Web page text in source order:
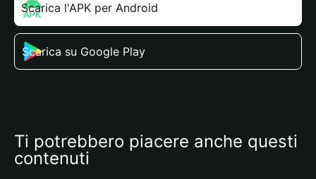
Scarica l'APK per Android
Scarica su Google Play
Ti potrebbero piacere anche questi
contenuti